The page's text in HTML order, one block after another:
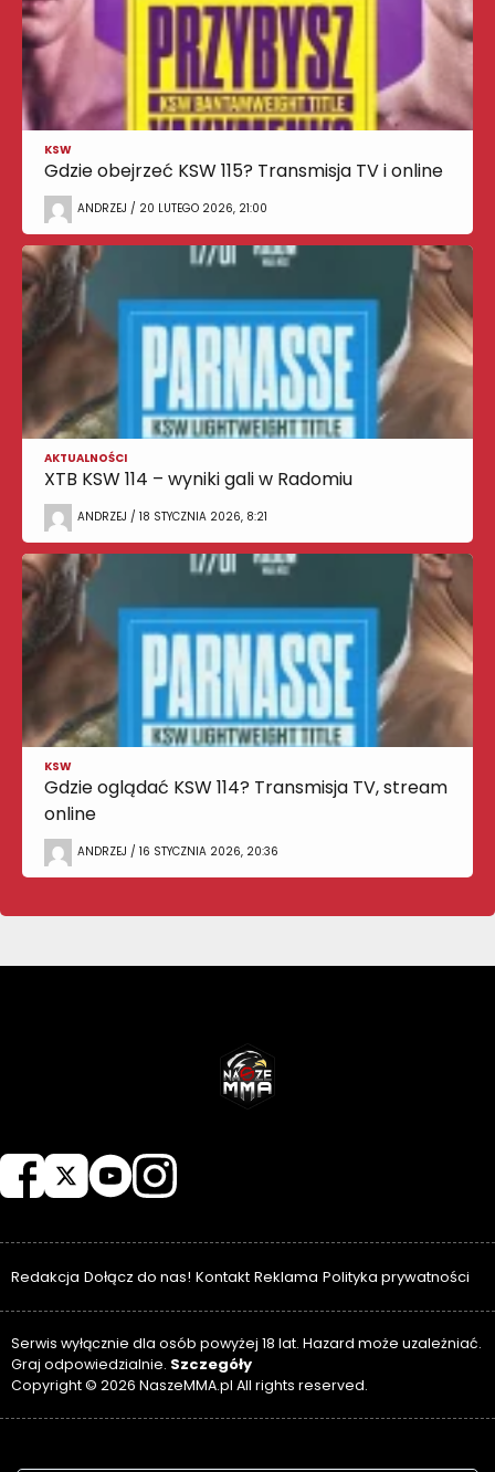
KSW
Gdzie obejrzeć KSW 115? Transmisja TV i online
ANDRZEJ / 20 LUTEGO 2026, 21:00
AKTUALNOŚCI
XTB KSW 114 – wyniki gali w Radomiu
ANDRZEJ / 18 STYCZNIA 2026, 8:21
KSW
Gdzie oglądać KSW 114? Transmisja TV, stream
online
ANDRZEJ / 16 STYCZNIA 2026, 20:36
Redakcja Dołącz do nas! Kontakt Reklama Polityka prywatności
Serwis wyłącznie dla osób powyżej 18 lat. Hazard może uzależniać.
Graj odpowiedzialnie. Szczegóły
Copyright © 2026 NaszeMMA.pl All rights reserved.